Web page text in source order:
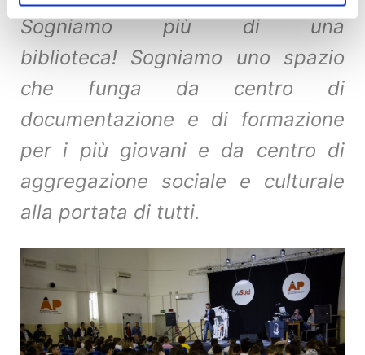
Sogniamo più di una
biblioteca! Sogniamo uno spazio
che funga da centro di
documentazione e di formazione
per i più giovani e da centro di
aggregazione sociale e culturale
alla portata di tutti.